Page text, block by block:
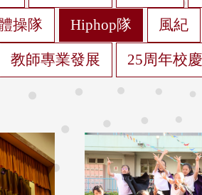
操隊 Hiphop隊 風紀
教師專業發展 25周年校慶